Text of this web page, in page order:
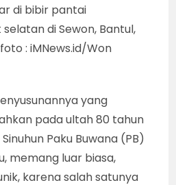
di bibir pantai
di Sewon, Bantul,
: iMNews.id/Won
yang
pada ultah 80 tahun
Paku Buwana (PB)
memang luar biasa,
karena salah satunya